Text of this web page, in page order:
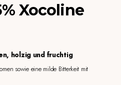
Xocoline
holzig und fruchtig
sowie eine milde Bitterkeit mit